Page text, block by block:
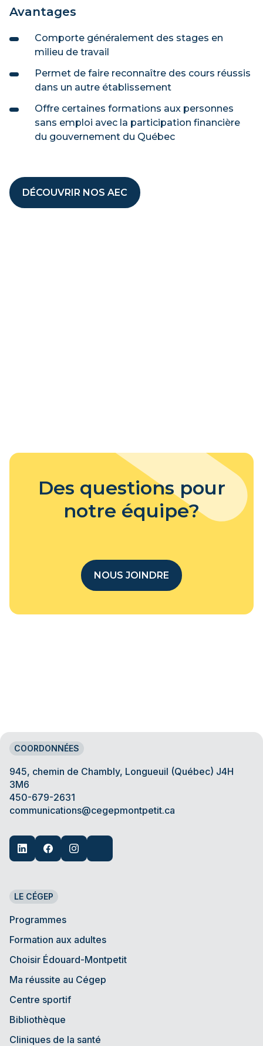
Avantages
Comporte généralement des stages en
milieu de travail
Permet de faire reconnaître des cours réussis
dans un autre établissement
Offre certaines formations aux personnes
sans emploi avec la participation financière
du gouvernement du Québec
DÉCOUVRIR NOS AEC
Des questions pour
notre équipe?
NOUS JOINDRE
COORDONNÉES
945, chemin de Chambly, Longueuil (Québec) J4H
3M6
450-679-2631
communications@cegepmontpetit.ca
LE CÉGEP
Programmes
Formation aux adultes
Choisir Édouard-Montpetit
Ma réussite au Cégep
Centre sportif
Bibliothèque
Cliniques de la santé